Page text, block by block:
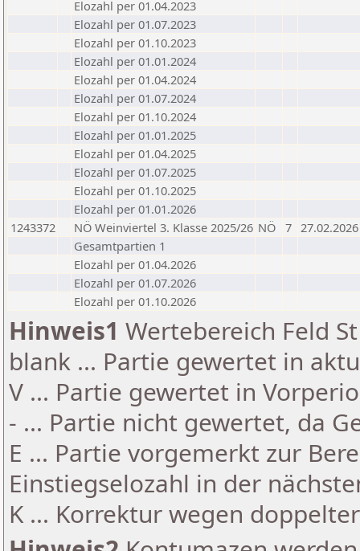
Elozahl per 01.04.2023
Elozahl per 01.07.2023
Elozahl per 01.10.2023
Elozahl per 01.01.2024
Elozahl per 01.04.2024
Elozahl per 01.07.2024
Elozahl per 01.10.2024
Elozahl per 01.01.2025
Elozahl per 01.04.2025
Elozahl per 01.07.2025
Elozahl per 01.10.2025
Elozahl per 01.01.2026
1243372
NÖ Weinviertel 3. Klasse 2025/26 NÖ 7 27.02.2026
Gesamtpartien 1
Elozahl per 01.04.2026
Elozahl per 01.07.2026
Elozahl per 01.10.2026
Hinweis1 Wertebereich Feld
blank ... Partie gewertet in
V ... Partie gewertet in
- ... Partie nicht gewertet, da
E ... Partie vorgemerkt zur
Einstiegselozahl in der
K ... Korrektur wegen